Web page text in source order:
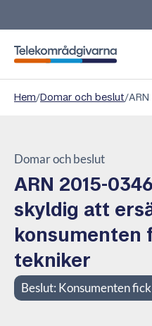
Telekområdgivarna
Hem/Domar och beslut/
Domar och beslut
ARN 2015-
skyldig att
konsumenten
tekniker
Beslut: Konsumenten